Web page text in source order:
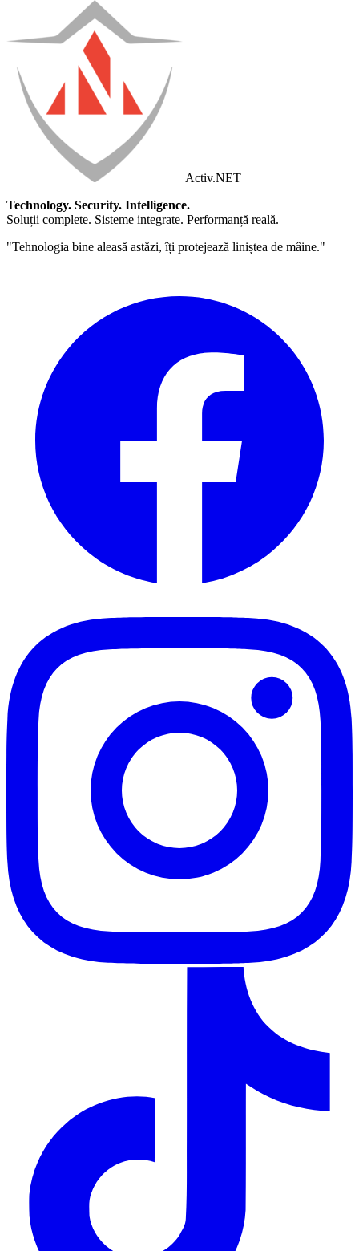
Activ.NET
Technology. Security. Intelligence.
Soluții complete. Sisteme integrate. Performanță reală.
"Tehnologia bine aleasă astăzi, îți protejează liniștea de mâine."